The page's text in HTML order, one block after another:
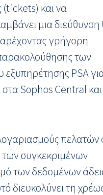
(tickets) και να
μια διεύθυνση
γρήγορη
των
εξυπηρέτησης PSA
Sophos Central και
πελατών
συγκεκριμένων
των δεδομένων
διευκολύνει τη